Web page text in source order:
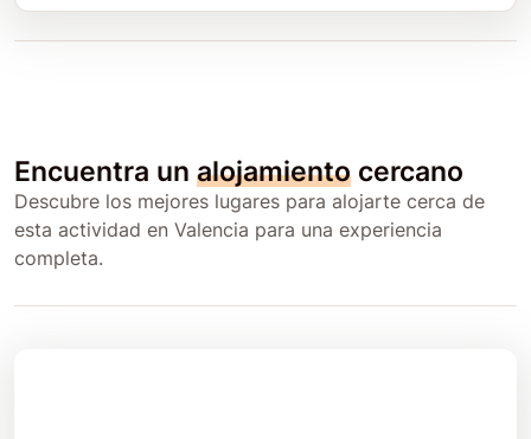
Encuentra un alojamiento cercano
Descubre los mejores lugares para alojarte cerca de
esta actividad en Valencia para una experiencia
completa.